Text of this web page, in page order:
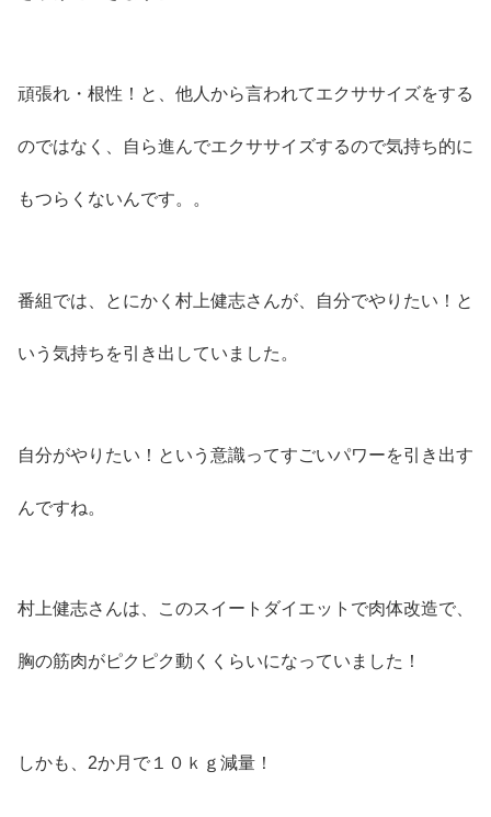
頑張れ・根性！と、他人から言われてエクササイズをする
のではなく、自ら進んでエクササイズするので気持ち的に
もつらくないんです。。
番組では、とにかく村上健志さんが、自分でやりたい！と
いう気持ちを引き出していました。
自分がやりたい！という意識ってすごいパワーを引き出す
んですね。
村上健志さんは、このスイートダイエットで肉体改造で、
胸の筋肉がピクピク動くくらいになっていました！
しかも、2か月で１０ｋｇ減量！